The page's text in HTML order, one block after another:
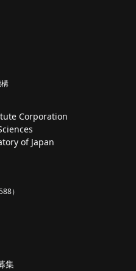
Corporation
of Japan
）
集